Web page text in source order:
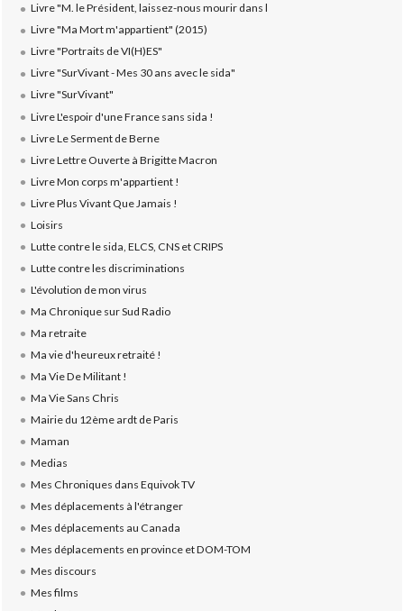
Livre "M. le Président, laissez-nous mourir dans l
Livre "Ma Mort m'appartient" (2015)
Livre "Portraits de VI(H)ES"
Livre "SurVivant - Mes 30 ans avec le sida"
Livre "SurVivant"
Livre L'espoir d'une France sans sida !
Livre Le Serment de Berne
Livre Lettre Ouverte à Brigitte Macron
Livre Mon corps m'appartient !
Livre Plus Vivant Que Jamais !
Loisirs
Lutte contre le sida, ELCS, CNS et CRIPS
Lutte contre les discriminations
L'évolution de mon virus
Ma Chronique sur Sud Radio
Ma retraite
Ma vie d'heureux retraité !
Ma Vie De Militant !
Ma Vie Sans Chris
Mairie du 12ème ardt de Paris
Maman
Medias
Mes Chroniques dans Equivok TV
Mes déplacements à l'étranger
Mes déplacements au Canada
Mes déplacements en province et DOM-TOM
Mes discours
Mes films